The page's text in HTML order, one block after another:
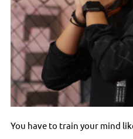
You have to train your mind